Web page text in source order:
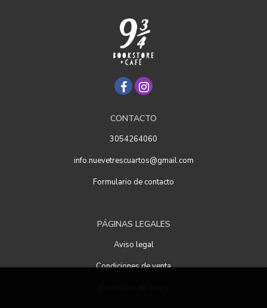
CONTACTO
3054264060
info.nuevetrescuartos@gmail.com
Formulario de contacto
PÁGINAS LEGALES
Aviso legal
Condiciones de venta